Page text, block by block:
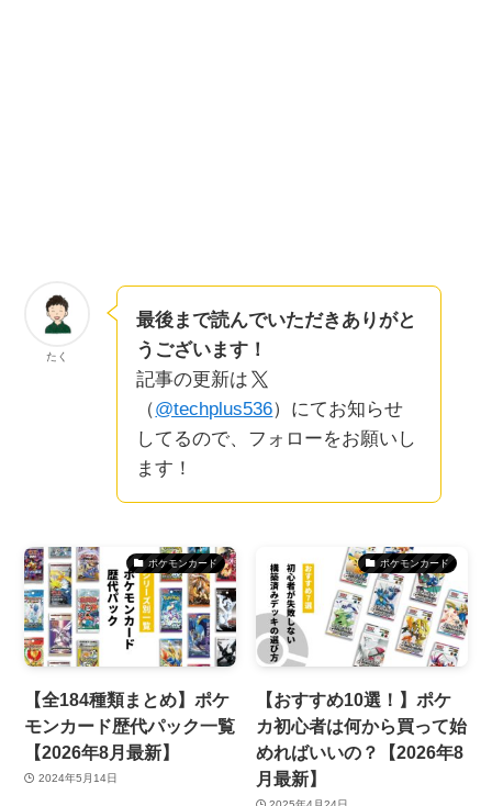
たく
最後まで読んでいただきありがと
うございます！
記事の更新は
（@techplus536）にてお知らせ
してるので、フォローをお願いし
ます！
ポケモンカード
【全184種類まとめ】ポケ
モンカード歴代パック一覧
【2026年8月最新】
2024年5月14日
ポケモンカード
【おすすめ10選！】ポケ
カ初心者は何から買って始
めればいいの？【2026年8
月最新】